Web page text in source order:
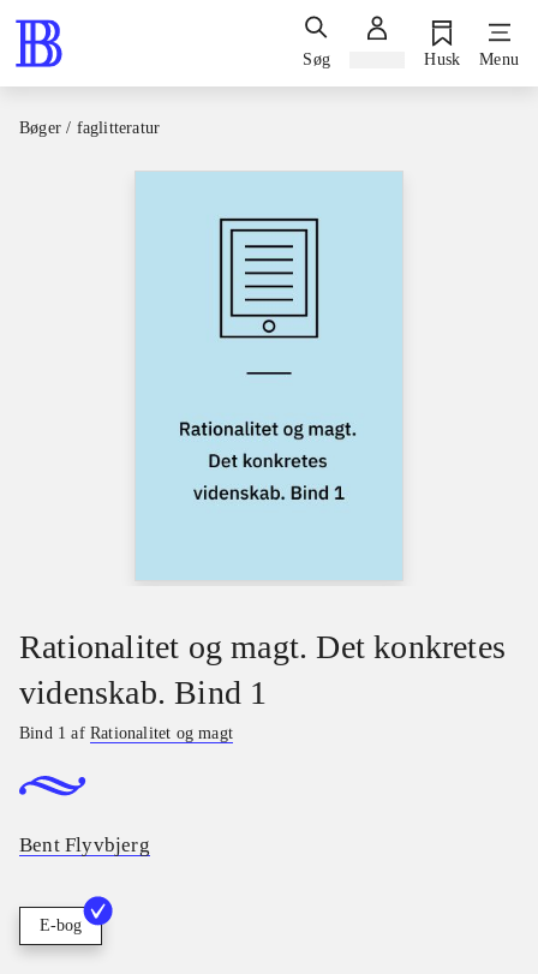
Søg Husk Menu
Bøger / faglitteratur
Rationalitet og magt. Det konkretes
videnskab. Bind 1
Bind 1 afRationalitet og magt
Bent Flyvbjerg
E-bog